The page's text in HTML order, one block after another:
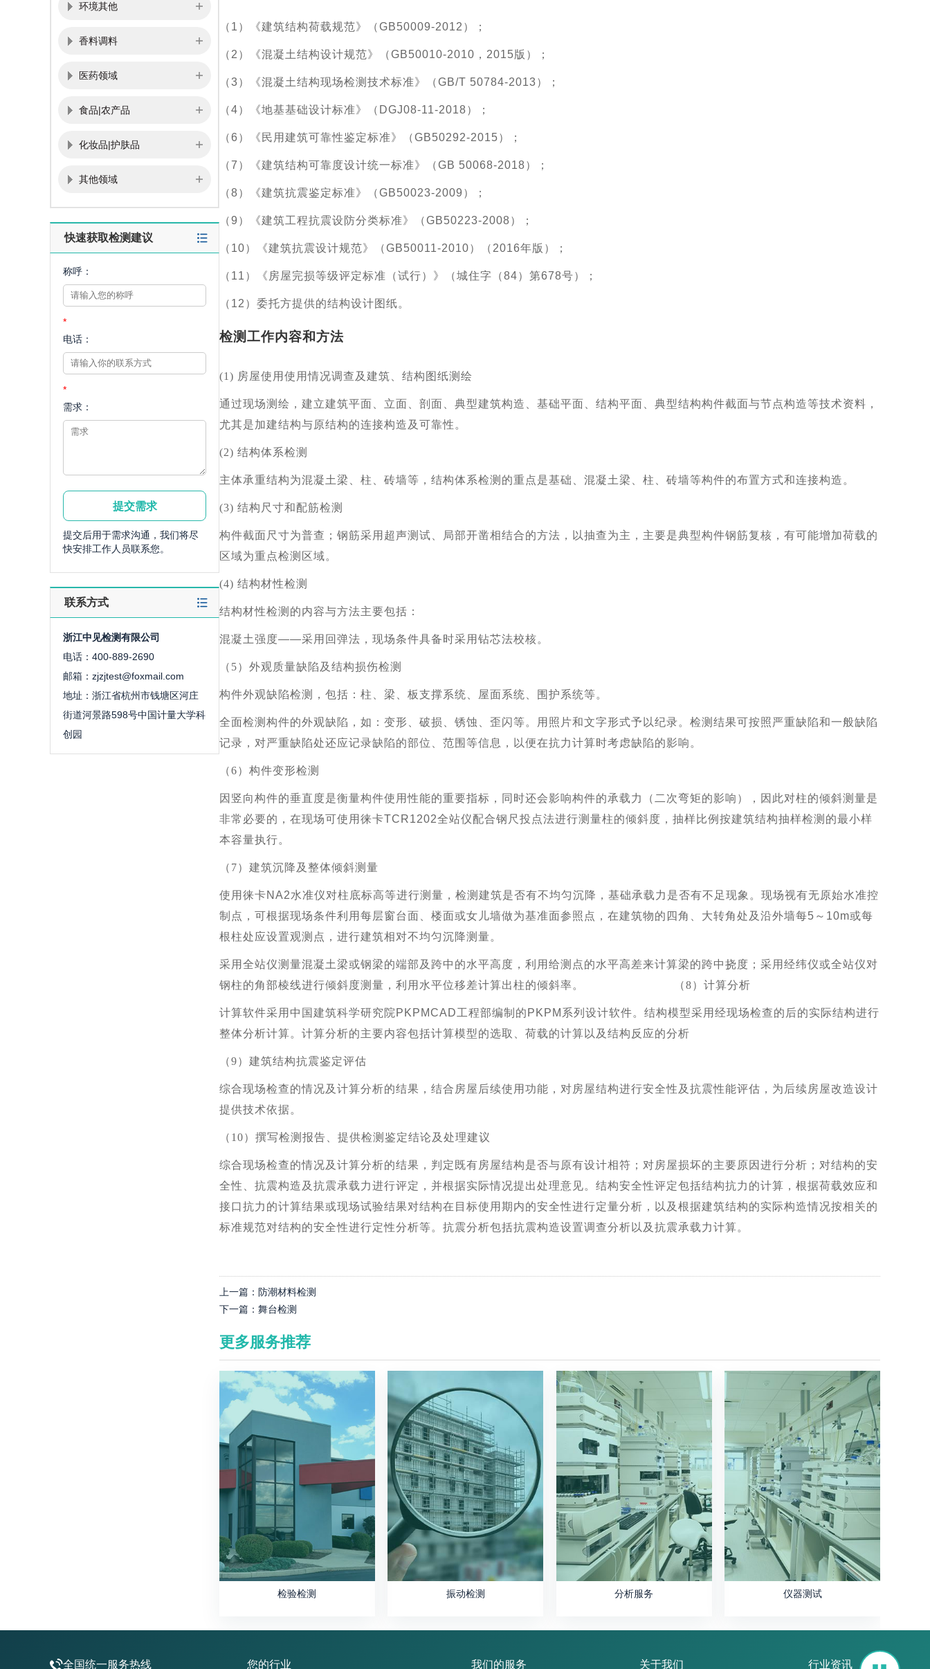
环境其他
香料调料
医药领域
食品|农产品
化妆品|护肤品
其他领域
快速获取检测建议
称呼：
*
电话：
*
需求：
提交后用于需求沟通，我们将尽
快安排工作人员联系您。
联系方式
浙江中见检测有限公司
电话：400-889-2690
邮箱：zjzjtest@foxmail.com
地址：浙江省杭州市钱塘区河庄
街道河景路598号中国计量大学科
创园
（1）《建筑结构荷载规范》（GB50009-2012）；
（2）《混凝土结构设计规范》（GB50010-2010，2015版）；
（3）《混凝土结构现场检测技术标准》（GB/T 50784-2013）；
（4）《地基基础设计标准》（DGJ08-11-2018）；
（6）《民用建筑可靠性鉴定标准》（GB50292-2015）；
（7）《建筑结构可靠度设计统一标准》（GB 50068-2018）；
（8）《建筑抗震鉴定标准》（GB50023-2009）；
（9）《建筑工程抗震设防分类标准》（GB50223-2008）；
（10）《建筑抗震设计规范》（GB50011-2010）（2016年版）；
（11）《房屋完损等级评定标准（试行）》（城住字（84）第678号）；
（12）委托方提供的结构设计图纸。
检测工作内容和方法
(1) 房屋使用使用情况调查及建筑、结构图纸测绘
通过现场测绘，建立建筑平面、立面、剖面、典型建筑构造、基础平面、结构平面、典型结构构件截面与节点构造等技术资料，
尤其是加建结构与原结构的连接构造及可靠性。
(2) 结构体系检测
主体承重结构为混凝土梁、柱、砖墙等，结构体系检测的重点是基础、混凝土梁、柱、砖墙等构件的布置方式和连接构造。
(3) 结构尺寸和配筋检测
构件截面尺寸为普查；钢筋采用超声测试、局部开凿相结合的方法，以抽查为主，主要是典型构件钢筋复核，有可能增加荷载的
区域为重点检测区域。
(4) 结构材性检测
结构材性检测的内容与方法主要包括：
混凝土强度——采用回弹法，现场条件具备时采用钻芯法校核。
（ 5）外观质量缺陷及结构损伤检测
构件外观缺陷检测，包括：柱、梁、板支撑系统、屋面系统、围护系统等。
全面检测构件的外观缺陷，如：变形、破损、锈蚀、歪闪等。用照片和文字形式予以纪录。检测结果可按照严重缺陷和一般缺陷
记录，对严重缺陷处还应记录缺陷的部位、范围等信息，以便在抗力计算时考虑缺陷的影响。
（6）构件变形检测
因竖向构件的垂直度是衡量构件使用性能的重要指标，同时还会影响构件的承载力（二次弯矩的影响），因此对柱的倾斜测量是
非常必要的，在现场可使用徕卡TCR1202全站仪配合钢尺投点法进行测量柱的倾斜度，抽样比例按建筑结构抽样检测的最小样
本容量执行。
（ 7）建筑沉降及整体倾斜测量
使用徕卡NA2水准仪对柱底标高等进行测量，检测建筑是否有不均匀沉降，基础承载力是否有不足现象。现场视有无原始水准控
制点，可根据现场条件利用每层窗台面、楼面或女儿墙做为基准面参照点，在建筑物的四角、大转角处及沿外墙每5～10m或每
根柱处应设置观测点，进行建筑相对不均匀沉降测量。
采用全站仪测量混凝土梁或钢梁的端部及跨中的水平高度，利用给测点的水平高差来计算梁的跨中挠度；采用经纬仪或全站仪对
钢柱的角部棱线进行倾斜度测量，利用水平位移差计算出柱的倾斜率。
（8）计算分析
计算软件采用中国建筑科学研究院PKPMCAD工程部编制的PKPM系列设计软件。结构模型采用经现场检查的后的实际结构进行
整体分析计算。计算分析的主要内容包括计算模型的选取、荷载的计算以及结构反应的分析
（9）建筑结构抗震鉴定评估
综合现场检查的情况及计算分析的结果，结合房屋后续使用功能，对房屋结构进行安全性及抗震性能评估，为后续房屋改造设计
提供技术依据。
（ 10）撰写检测报告、提供检测鉴定结论及处理建议
综合现场检查的情况及计算分析的结果，判定既有房屋结构是否与原有设计相符；对房屋损坏的主要原因进行分析；对结构的安
全性、抗震构造及抗震承载力进行评定，并根据实际情况提出处理意见。结构安全性评定包括结构抗力的计算，根据荷载效应和
接口抗力的计算结果或现场试验结果对结构在目标使用期内的安全性进行定量分析，以及根据建筑结构的实际构造情况按相关的
标准规范对结构的安全性进行定性分析等。抗震分析包括抗震构造设置调查分析以及抗震承载力计算。
上一篇： 防潮材料检测
下一篇： 舞台检测
更多服务推荐
检验检测 振动检测 分析服务 仪器测试
全国统一服务热线 您的行业 我们的服务 关于我们 行业资讯